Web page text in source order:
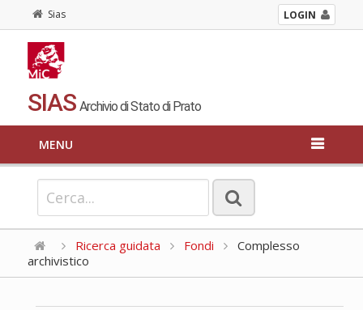
Sias LOGIN
SIAS Archivio di Stato di Prato
MENU
Ricerca guidata Fondi
Complesso
archivistico